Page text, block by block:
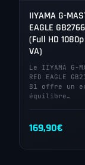
IIYAMA G-
EAGLE
(Full HD
VA)
Le IIYAMA G-
RED EAGLE
B1 offre un
équilibre…
169,90€